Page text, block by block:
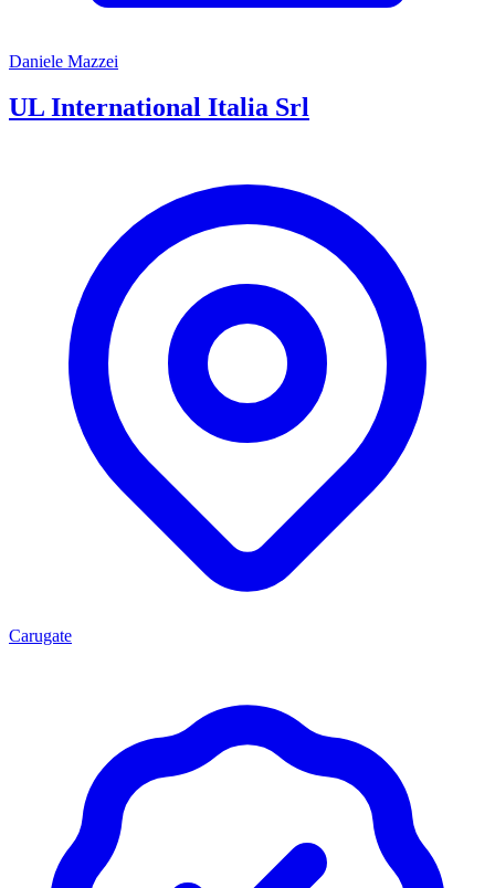
Daniele Mazzei
UL International Italia Srl
Carugate